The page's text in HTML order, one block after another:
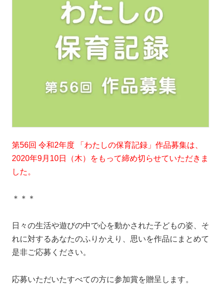
第56回 令和2年度 「わたしの保育記録」作品募集は、
2020年9月10日（木）をもって締め切らせていただきま
した。
＊＊＊
日々の生活や遊びの中で心を動かされた子どもの姿、そ
れに対するあなたのふりかえり、思いを作品にまとめて
是非ご応募ください。
応募いただいたすべての方に参加賞を贈呈します。